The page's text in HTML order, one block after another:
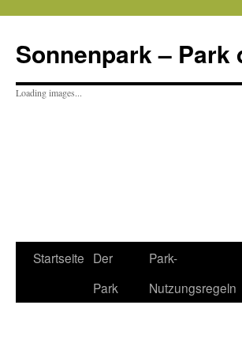
Sonnenpark – Park
Loading images...
Startseite Der
Park
Park-
Nutzungsregeln